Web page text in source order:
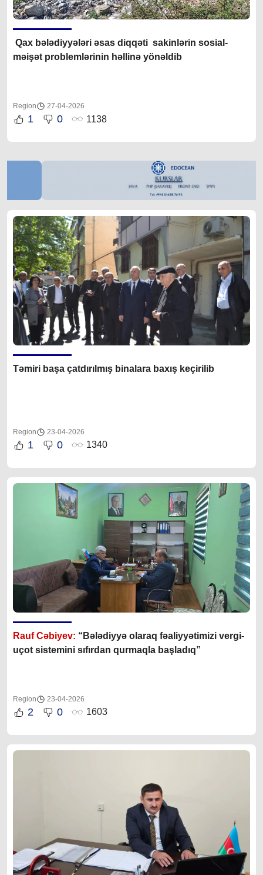
Qax bələdiyyələri əsas diqqəti sakinlərin sosial-
məişət problemlərinin həllinə yönəldib
Region 27-04-2026
1 0 1138
Təmiri başa çatdırılmış binalara baxış keçirilib
Region 23-04-2026
1 0 1340
Rauf Cəbiyev: “Bələdiyyə olaraq fəaliyyətimizi vergi-
uçot sistemini sıfırdan qurmaqla başladıq”
Region 23-04-2026
2 0 1603